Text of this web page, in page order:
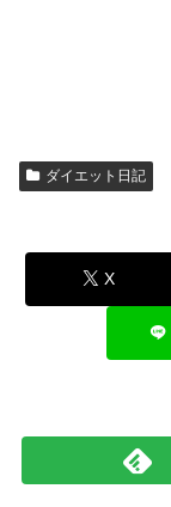
ダイエット日記
X